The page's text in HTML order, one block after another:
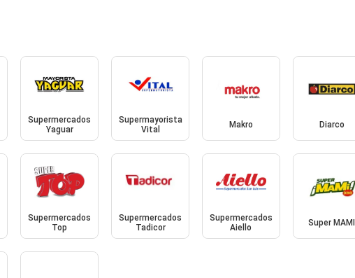
Supermercados
Yaguar
Supermayorista
Vital
Makro Diarco
Supermercados
Top
Supermercados
Tadicor
Supermercados
Aiello
Super MAMI